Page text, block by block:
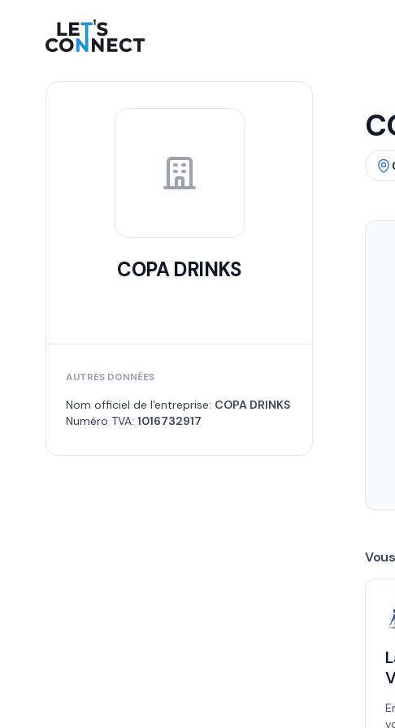
Let's Connect
COPA DRINKS
AUTRES DONNÉES
Nom officiel de l'entreprise: COPA DRINKS
Numéro TVA: 1016732917